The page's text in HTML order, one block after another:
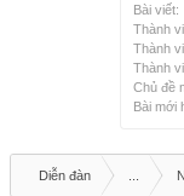
Bài viết:
Thành
Thành
Thành
Chủ đề
Bài mới
Diễn đàn